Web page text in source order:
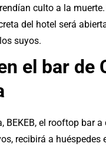
culto a la
del hotel será
suyos.
el bar de
BEKEB, el rooftop bar
recibirá a huéspedes